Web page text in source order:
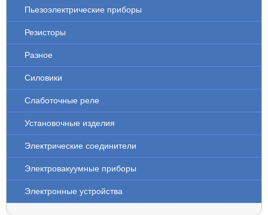
Пьезоэлектрические приборы
Резисторы
Разное
Силовики
Слаботочные реле
Установочные изделия
Электрические соединители
Электровакуумные приборы
Электронные устройства